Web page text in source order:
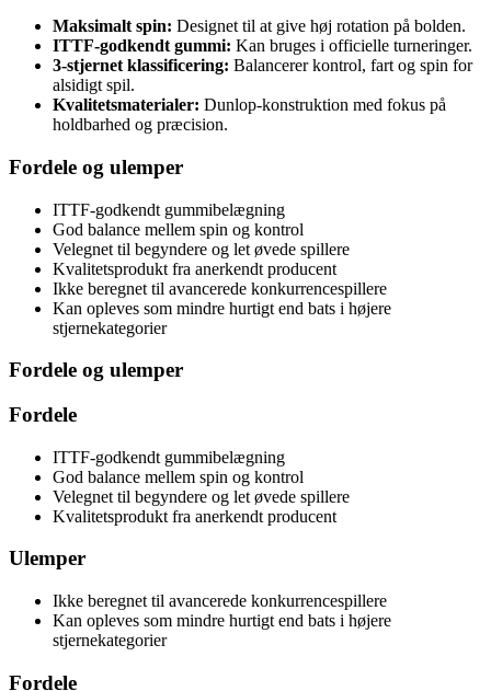
Maksimalt spin: Designet til at give høj rotation på bolden.
ITTF-godkendt gummi: Kan bruges i officielle turneringer.
3-stjernet klassificering: Balancerer kontrol, fart og spin for
alsidigt spil.
Kvalitetsmaterialer: Dunlop-konstruktion med fokus på
holdbarhed og præcision.
Fordele og ulemper
ITTF-godkendt gummibelægning
God balance mellem spin og kontrol
Velegnet til begyndere og let øvede spillere
Kvalitetsprodukt fra anerkendt producent
Ikke beregnet til avancerede konkurrencespillere
Kan opleves som mindre hurtigt end bats i højere
stjernekategorier
Fordele og ulemper
Fordele
ITTF-godkendt gummibelægning
God balance mellem spin og kontrol
Velegnet til begyndere og let øvede spillere
Kvalitetsprodukt fra anerkendt producent
Ulemper
Ikke beregnet til avancerede konkurrencespillere
Kan opleves som mindre hurtigt end bats i højere
stjernekategorier
Fordele